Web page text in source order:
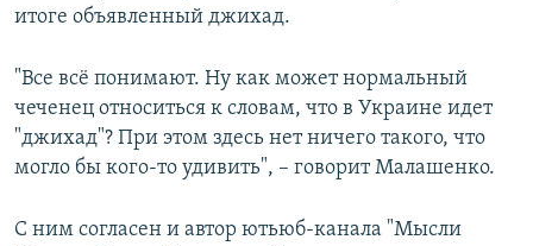
итоге объявленный джихад.
"Все всё понимают. Ну как может нормальный
чеченец относиться к словам, что в Украине идет
"джихад"? При этом здесь нет ничего такого, что
могло бы кого-то удивить", – говорит Малашенко.
С ним согласен и автор ютьюб-канала "Мысли